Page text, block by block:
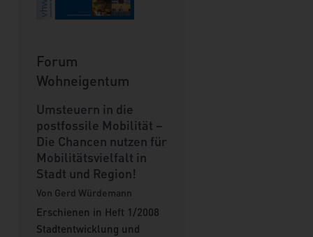
Forum
Wohneigentum
Umsteuern in die
postfossile Mobilität –
Die Chancen nutzen für
Mobilitätsvielfalt in
Stadt und Region!
Von Gerd Würdemann
Erschienen in Heft 1/2008
Stadtentwicklung und